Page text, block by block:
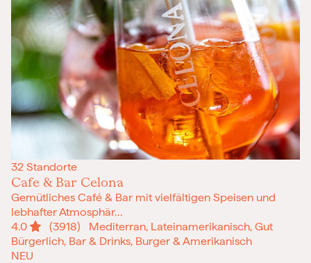
32 Standorte
Cafe & Bar Celona
Gemütliches Café & Bar mit vielfältigen Speisen und
lebhafter Atmosphär...
4.0
(3918) Mediterran, Lateinamerikanisch, Gut
Bürgerlich, Bar & Drinks, Burger & Amerikanisch
NEU